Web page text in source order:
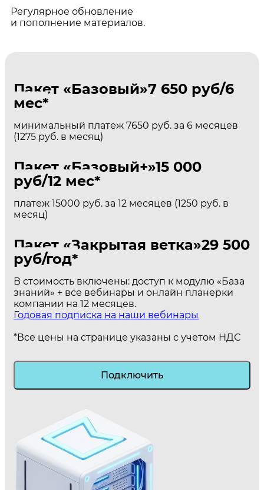
Регулярное обновление
и пополнение материалов.
Пакет «Базовый»7 650 руб/6
мес*
минимальный платеж 7650 руб. за 6 месяцев
(1275 руб. в месяц)
Пакет «Базовый+»15 000
руб/12 мес*
платеж 15000 руб. за 12 месяцев (1250 руб. в
месяц)
Пакет «Закрытая ветка»29 500
руб/год*
В стоимость включены: доступ к модулю «База
знаний» + все вебинары и онлайн планерки
компании на 12 месяцев.
Годовая подписка на наши вебинары
*Все цены на странице указаны с учетом НДС
Подключить